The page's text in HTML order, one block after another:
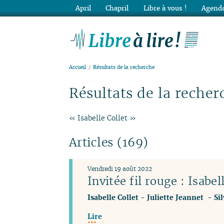
Accueil Résultats de la recherche
Résultats de la
« Isabelle Collet »
Articles (169)
Invitée fil rouge :
Vendredi 19 août 2022
Isabelle Collet- Juliette Jeannet -
Lire
April Chapril Libre à vous !